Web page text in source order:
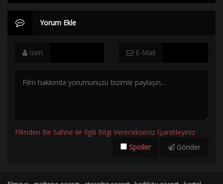
Yorum Ekle
İsim E-Mail
Filmden Bir Sahne ile İlgili Bilgi Verecekseniz İşaretleyiniz
Spoiler
Gönder